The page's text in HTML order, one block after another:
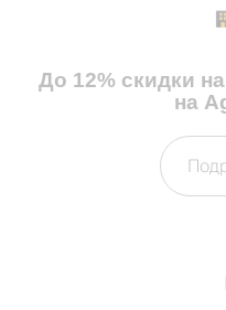
До 12% скидки
на